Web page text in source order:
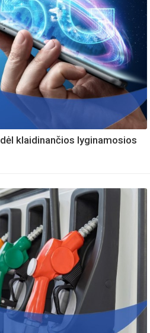
klaidinančios lyginamosios